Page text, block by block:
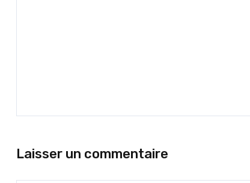
Laisser un commentaire